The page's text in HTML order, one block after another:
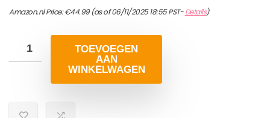
Amazon.nl Price:€44.99(as of 06/11/2025 18:55 PST-Details)
TOEVOEGEN
AAN
WINKELWAGEN